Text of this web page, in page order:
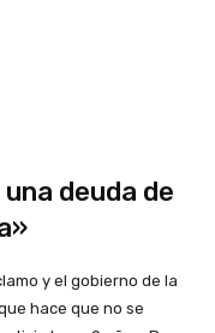
deuda de
y el gobierno de la
hace que no se